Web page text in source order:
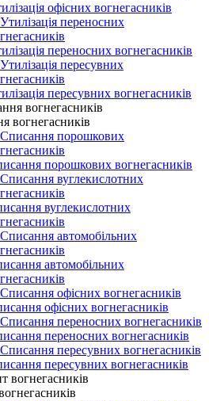
офісних вогнегасників
переносних вогнегасників
пересувних вогнегасників
вогнегасників
порошкових вогнегасників
вуглекислотних
автомобільних
офісних вогнегасників
переносних вогнегасників
пересувних вогнегасників